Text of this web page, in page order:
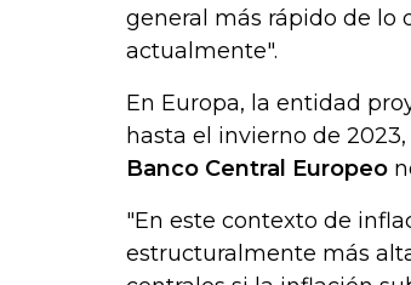
general más rápido de lo
actualmente".
En Europa, la entidad
hasta el invierno de
Banco Central Europeo
"En este contexto de
estructuralmente más